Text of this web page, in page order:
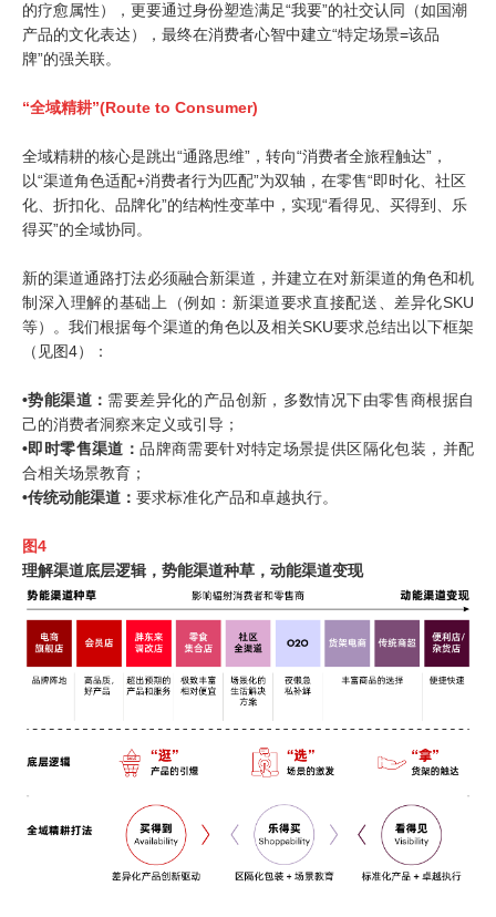
的疗愈属性），更要通过身份塑造满足“我要”的社交认同（如国潮
产品的文化表达），最终在消费者心智中建立“特定场景=该品
牌”的强关联。
“全域精耕”(Route to Consumer)
全域精耕的核心是跳出“通路思维”，转向“消费者全旅程触达”，
以“渠道角色适配+消费者行为匹配”为双轴，在零售“即时化、社区
化、折扣化、品牌化”的结构性变革中，实现“看得见、买得到、乐
得买”的全域协同。
新的渠道通路打法必须融合新渠道，并建立在对新渠道的角色和机
制深入理解的基础上（例如：新渠道要求直接配送、差异化SKU
等）。我们根据每个渠道的角色以及相关SKU要求总结出以下框架
（见图4）：
•势能渠道： 需要差异化的产品创新，多数情况下由零售商根据自
己的消费者洞察来定义或引导；
•即时零售渠道：品牌商需要针对特定场景提供区隔化包装，并配
合相关场景教育；
•传统动能渠道： 要求标准化产品和卓越执行。
图4
理解渠道底层逻辑，势能渠道种草，动能渠道变现